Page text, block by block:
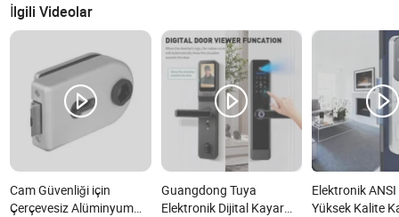
İlgili Videolar
Cam Güvenliği için
Çerçevesiz Alüminyum
Guangdong Tuya
Elektronik Dijital Kayar
Elektronik
Yüksek Kalite